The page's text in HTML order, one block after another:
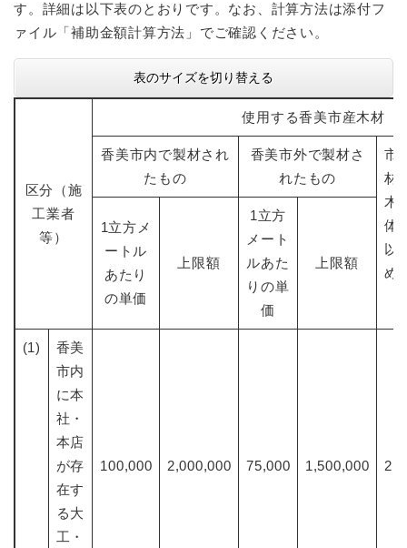
す。詳細は以下表のとおりです。なお、計算方法は添付フ
ァイル「補助金額計算方法」でご確認ください。
表のサイズを切り替える
区分（施
工業者
等）
使用する香美市産木材
香美市内で製材され
たもの
香美市外で製材さ
れたもの
市
材
木
体
以
め
1立方メ
ートル
あたり
の単価
上限額
1立方
メート
ルあた
りの単
価
上限額
(1)
香美
市内
に本
社・
本店
が存
在す
る大
工・
100,000 2,000,000 75,000 1,500,000